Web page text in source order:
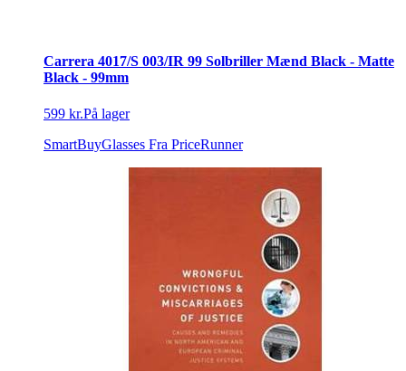
Carrera 4017/S 003/IR 99 Solbriller Mænd Black - Matte
Black - 99mm
599 kr.På lager
SmartBuyGlasses Fra PriceRunner